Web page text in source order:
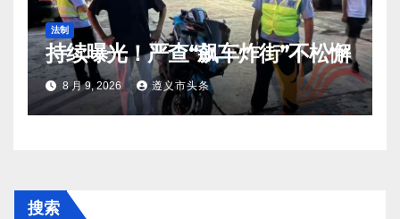
法制
持续曝光！严查“飙车炸街”不松懈
8 月 9, 2026 遵义市头条
搜索